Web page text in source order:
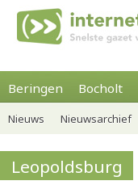
Beringen Bocholt
Nieuws Nieuwsarchief
Leopoldsburg